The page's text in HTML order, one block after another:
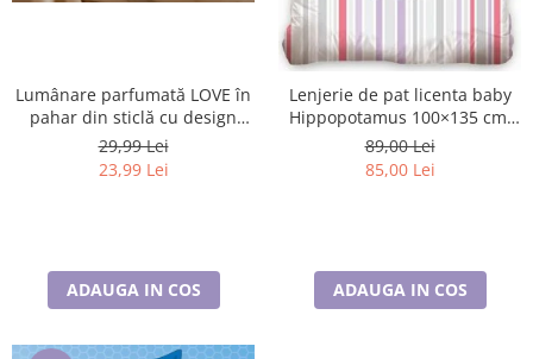
Lumânare parfumată LOVE în
pahar din sticlă cu design
romantic și inimioare roșii,
29,99 Lei
23,99 Lei
ADAUGA IN COS
Lenjerie de pat licenta baby
Hippopotamus 100×135 cm,
40×60 cm CBX191002
89,00 Lei
85,00 Lei
ADAUGA IN COS